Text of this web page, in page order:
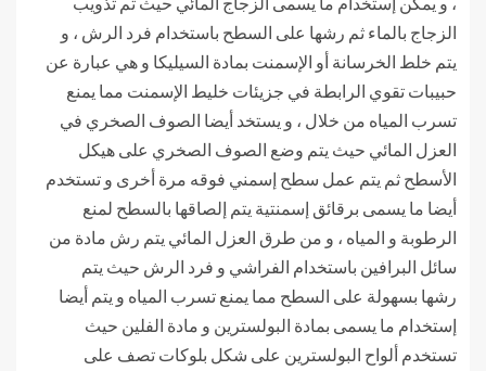
الزجاج بالماء ثم رشها على السطح باستخدام فرد الرش ، و
يتم خلط الخرسانة أو الإسمنت بمادة السيليكا و هي عبارة عن
حبيبات تقوي الرابطة في جزيئات خليط الإسمنت مما يمنع
تسرب المياه من خلال ، و يستخد أيضا الصوف الصخري في
العزل المائي حيث يتم وضع الصوف الصخري على هيكل
الأسطح ثم يتم عمل سطح إسمني فوقه مرة أخرى و تستخدم
أيضا ما يسمى برقائق إسمنتية يتم إلصاقها بالسطح لمنع
الرطوبة و المياه ، و من طرق العزل المائي يتم رش مادة من
سائل البرافين باستخدام الفراشي و فرد الرش حيث يتم
رشها بسهولة على السطح مما يمنع تسرب المياه و يتم أيضا
إستخدام ما يسمى بمادة البولسترين و مادة الفلين حيث
تستخدم ألواح البولسترين على شكل بلوكات تصف على